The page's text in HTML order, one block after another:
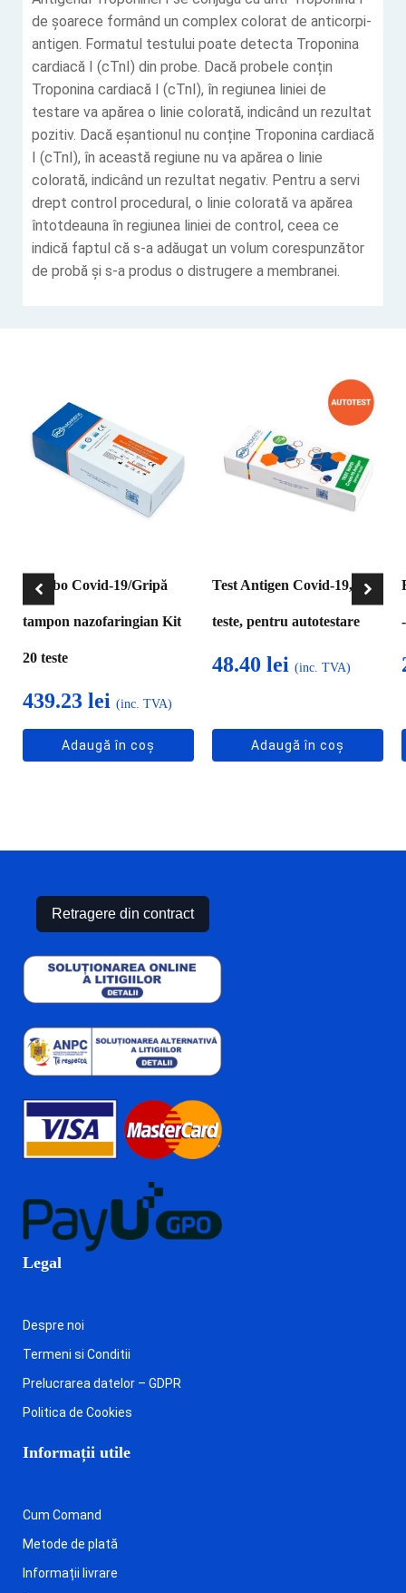
de șoarece formând un complex colorat de anticorpi-
antigen. Formatul testului poate detecta Troponina
cardiacă I (cTnI) din probe. Dacă probele conțin
Troponina cardiacă I (cTnI), în regiunea liniei de
testare va apărea o linie colorată, indicând un rezultat
pozitiv. Dacă eșantionul nu conține Troponina cardiacă
I (cTnI), în această regiune nu va apărea o linie
colorată, indicând un rezultat negativ. Pentru a servi
drept control procedural, o linie colorată va apărea
întotdeauna în regiunea liniei de control, ceea ce
indică faptul că s-a adăugat un volum corespunzător
de probă și s-a produs o distrugere a membranei.
Combo Covid-19/Gripă
tampon nazofaringian Kit
20 teste
439.23 lei (inc. TVA)
Adaugă în coș
Test Antigen Covid-19,- 5
teste, pentru autotestare
48.40 lei (inc. TVA)
Adaugă în coș
Retragere din contract
Legal
Despre noi
Termeni si Conditii
Prelucrarea datelor – GDPR
Politica de Cookies
Informații utile
Cum Comand
Metode de plată
Informații livrare